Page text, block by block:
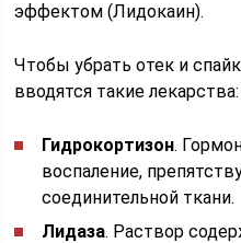
эффектом (Лидокаин).
Чтобы убрать отек и
вводятся такие лекарства:
Гидрокортизон.
воспаление,
соединительной ткани.
Лидаза. Раствор